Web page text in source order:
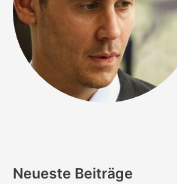
Neueste Beiträge